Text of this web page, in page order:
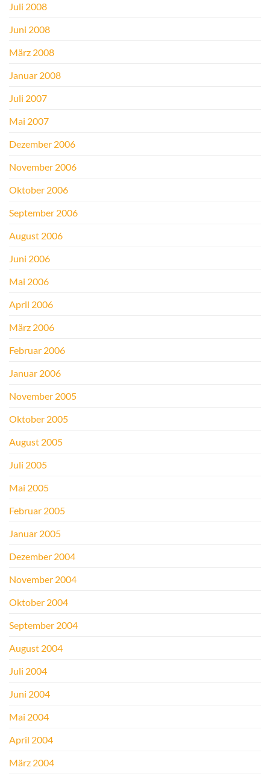
Juli 2008
Juni 2008
März 2008
Januar 2008
Juli 2007
Mai 2007
Dezember 2006
November 2006
Oktober 2006
September 2006
August 2006
Juni 2006
Mai 2006
April 2006
März 2006
Februar 2006
Januar 2006
November 2005
Oktober 2005
August 2005
Juli 2005
Mai 2005
Februar 2005
Januar 2005
Dezember 2004
November 2004
Oktober 2004
September 2004
August 2004
Juli 2004
Juni 2004
Mai 2004
April 2004
März 2004